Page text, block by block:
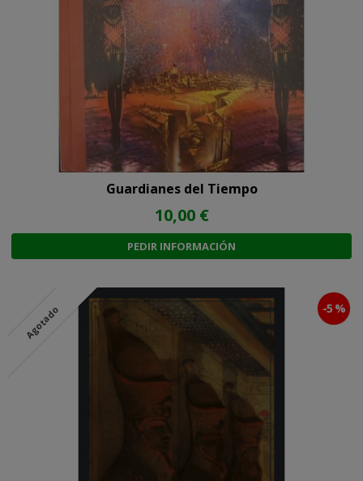
Guardianes del Tiempo
10,00 €
PEDIR INFORMACIÓN
Agotado -5 %